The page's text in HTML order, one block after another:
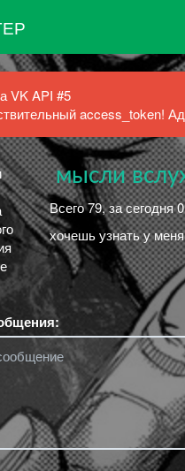
VK API #5
access_token!
ㅤㅤㅤ мысли
Всего 79, за сегодня
хочешь узнать у